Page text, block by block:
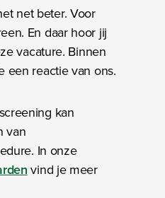
net beter. Voor
En daar hoor jij
vacature. Binnen
een reactie van ons.
kan
van
In onze
vind je meer